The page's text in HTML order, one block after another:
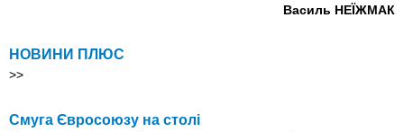
Василь НЕЇЖМАК
НОВИНИ ПЛЮС
>>
Смуга Євросоюзу на столі